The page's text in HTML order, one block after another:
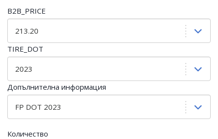
B2B_PRICE
TIRE_DOT
Допълнителна информация
Количество